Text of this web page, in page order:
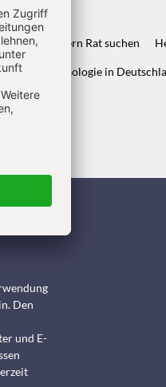
& Wenn Eltern Rat suchen
& Archäologie in
Den
und E-